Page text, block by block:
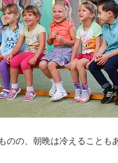
のの、朝晩は冷えることも